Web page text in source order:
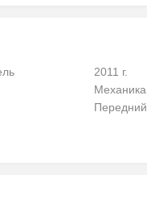
2011 г.
Механика
Передний